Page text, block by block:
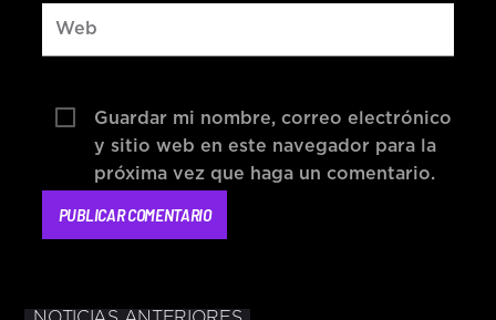
Guardar mi nombre, correo electrónico
y sitio web en este navegador para la
próxima vez que haga un comentario.